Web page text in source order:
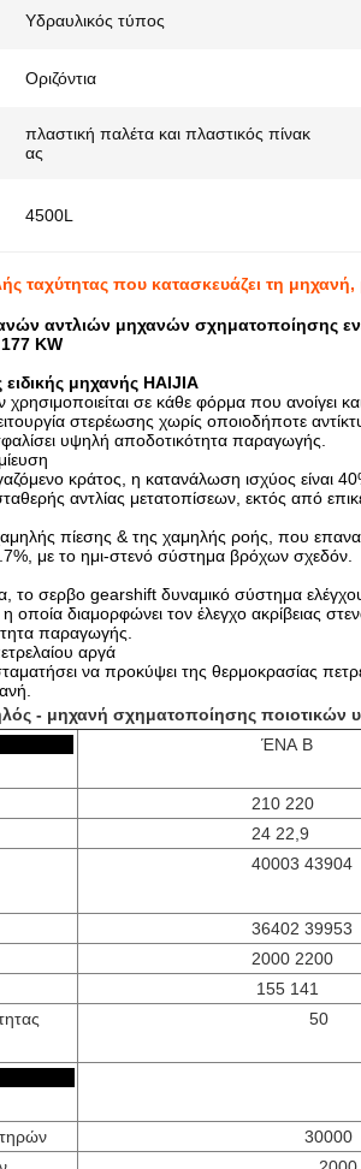
Υδραυλικός τύπος
Οριζόντια
πλαστική παλέτα και πλαστικός πίνακ
ας
4500L
ταχύτητας που κατασκευάζει τη
αντλιών μηχανών σχηματοποίησης
KW
μηχανής HAIJIA
σε κάθε φόρμα που ανοίγει
στερέωσης χωρίς οποιοδήποτε
υψηλή αποδοτικότητα παραγωγής.
κράτος, η κατανάλωση ισχύος είναι
αντλίας μετατοπίσεων, εκτός από
πίεσης & της χαμηλής ροής, που
με το ημι-στενό σύστημα βρόχων σχεδόν.
το σερβο gearshift δυναμικό σύστημα
η οποία διαμορφώνει τον έλεγχο ακρίβειας
παραγωγής.
αργά
να προκύψει της θερμοκρασίας
- μηχανή σχηματοποίησης ποιοτικών
ΈΝΑ Β
210 220
24 22,9
40003 43904
36402 39953
2000 2200
155 141
50
30000